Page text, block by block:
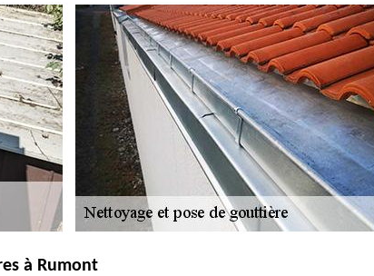
à Rumont